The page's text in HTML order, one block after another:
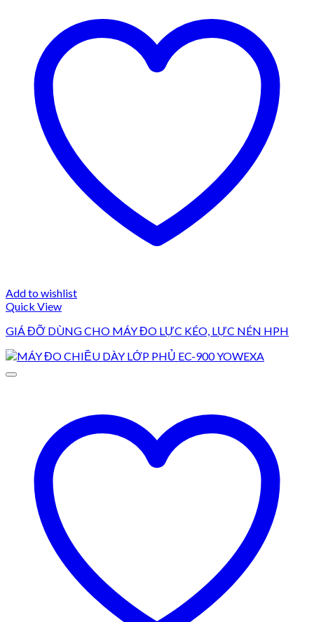
Add to wishlist
Quick View
GIÁ ĐỠ DÙNG CHO MÁY ĐO LỰC KÉO, LỰC NÉN HPH